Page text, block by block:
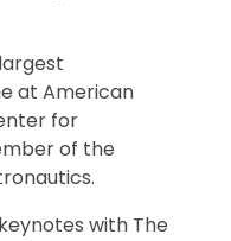
at American
for
of the
with The